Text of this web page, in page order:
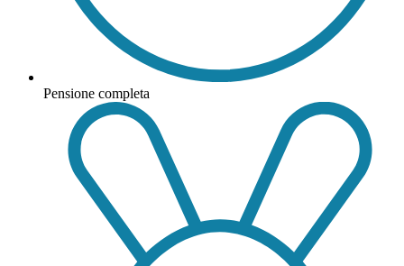
Pensione completa